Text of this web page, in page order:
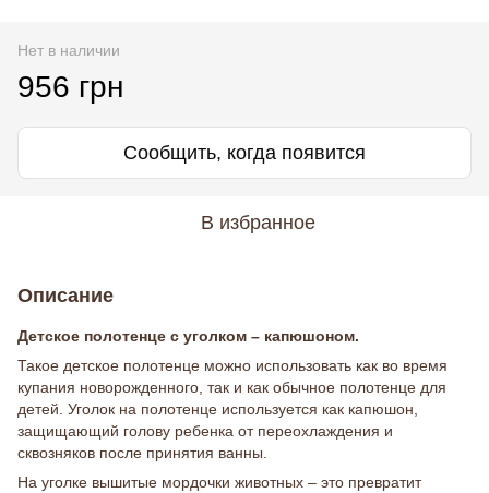
Нет в наличии
956 грн
Сообщить, когда появится
В избранное
Описание
Детское полотенце с уголком – капюшоном.
Такое детское полотенце можно использовать как во время
купания новорожденного, так и как обычное полотенце для
детей. Уголок на полотенце используется как капюшон,
защищающий голову ребенка от переохлаждения и
сквозняков после принятия ванны.
На уголке вышитые мордочки животных – это превратит